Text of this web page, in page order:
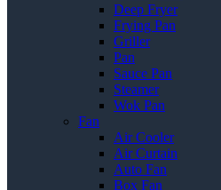
Deep Fryer
Frying Pan
Griller
Pan
Sauce Pan
Steamer
Wok Pan
Fan
Air Cooler
Air Curtain
Auto Fan
Box Fan